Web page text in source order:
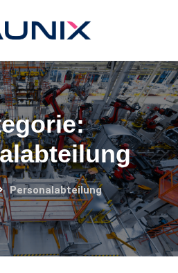
Personalabteilung